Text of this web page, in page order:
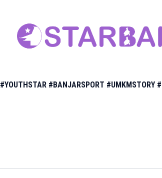
#YOUTHSTAR #BANJARSPORT #UMKMSTORY